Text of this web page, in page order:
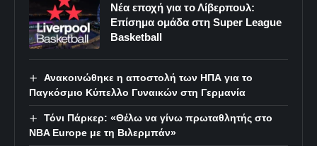
Νέα εποχή για το Λίβερπουλ:
Επίσημα ομάδα στη Super League
Basketball
Ανακοινώθηκε η αποστολή των ΗΠΑ για το
Παγκόσμιο Κύπελλο Γυναικών στη Γερμανία
Τόνι Πάρκερ: «Θέλω να γίνω πρωταθλητής στο
NBA Europe με τη Βιλερμπάν»